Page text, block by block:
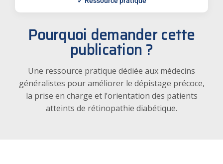
Pourquoi demander cette
publication ?
Une ressource pratique dédiée aux médecins
généralistes pour améliorer le dépistage précoce,
la prise en charge et l’orientation des patients
atteints de rétinopathie diabétique.